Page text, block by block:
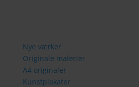
Nye værker
Originale malerier
A4 originaler
Kunstplakater